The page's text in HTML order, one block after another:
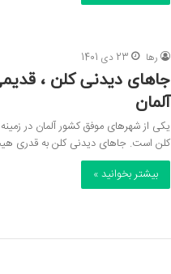
رها 23 دی 1401
جاهای دیدنی کلن ،
آلمان
یکی از شهرهای موفق کشور آلمان در
کلن است. جاهای دیدنی کلن به قدری
بیشتر بخوانید »